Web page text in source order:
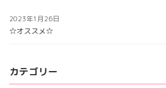
2023年1月26日
☆オススメ☆
カテゴリー